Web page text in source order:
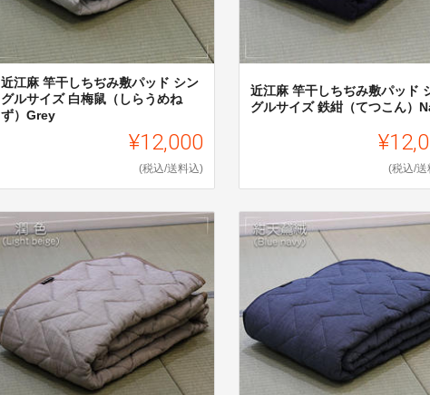
近江麻 竿干しちぢみ敷パッド シン
グルサイズ 白梅鼠（しらうめね
ず）Grey
¥12,000
(税込/送料込)
近江麻 竿干しちぢみ敷パッド
グルサイズ 鉄紺（てつこん）
(税込/送